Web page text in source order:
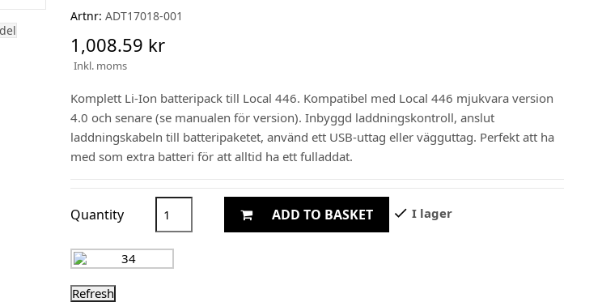
Artnr: ADT17018-001
1,008.59 kr
Inkl. moms
Komplett Li-Ion batteripack till Local 446. Kompatibel med Local 446 mjukvara version
4.0 och senare (se manualen för version). Inbyggd laddningskontroll, anslut
laddningskabeln till batteripaketet, använd ett USB-uttag eller vägguttag. Perfekt att ha
med som extra batteri för att alltid ha ett fulladdat.
Quantity ADD TO BASKET check I lager